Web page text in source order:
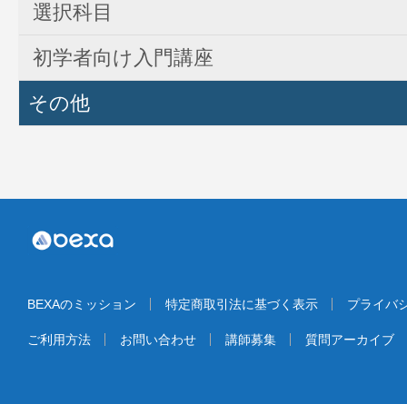
選択科目
初学者向け入門講座
その他
BEXAのミッション 特定商取引法に基づく表示 プライバ
ご利用方法 お問い合わせ 講師募集 質問アーカイブ